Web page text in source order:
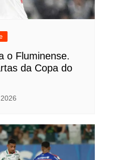
o Fluminense.
da Copa do